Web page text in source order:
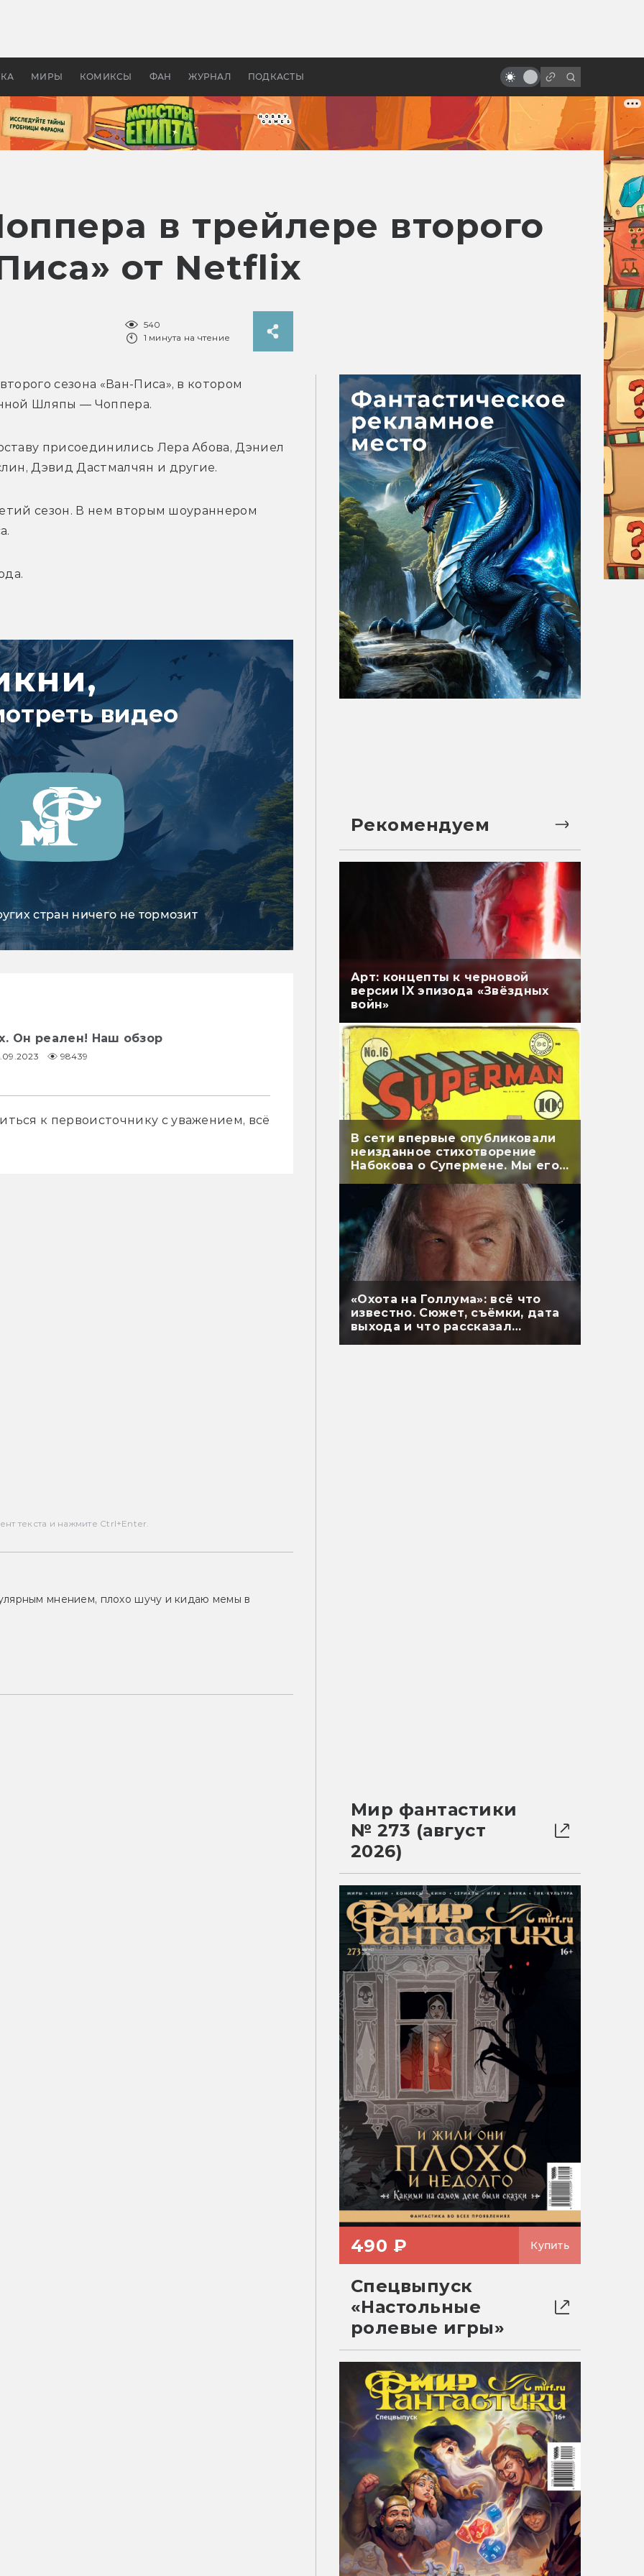
МИРЫ КОМИКСЫ ФАН ЖУРНАЛ ПОДКАСТЫ
колец»
Древней Грецией
Кэмерона
в трейлере второго
от Netflix
540
1 минута на чтение
сезона «Ван-Писа», в котором
Шляпы — Чоппера.
присоединились Лера Абова, Дэниел
Дэвид Дастмалчян и другие.
сезон. В нем вторым шоураннером
видео
стран ничего не тормозит
Он реален! Наш обзор
98439
к первоисточнику с уважением, всё
текста и нажмите Ctrl+Enter.
мнением, плохо шучу и кидаю мемы в
Рекомендуем
Арт: концепты к черновой
версии IX эпизода «Звёздных
войн»
В сети впервые опубликовали
неизданное стихотворение
Набокова о Супермене. Мы его
перевели
«Охота на Голлума»: всё что
известно. Сюжет, съёмки, дата
выхода и что рассказал
Мир фантастики
№ 273 (август
2026)
490 ₽ Купить
Спецвыпуск
«Настольные
ролевые игры»